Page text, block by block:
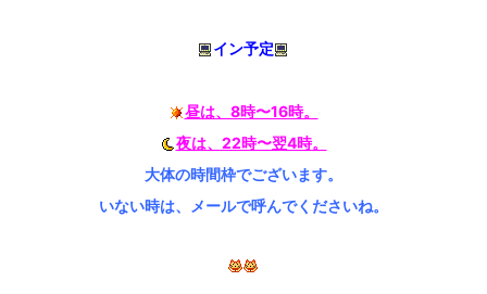
イン予定
昼は、8時〜16時。
夜は、22時〜翌4時。
大体の時間枠でございます。
いない時は、メールで呼んでくださいね。